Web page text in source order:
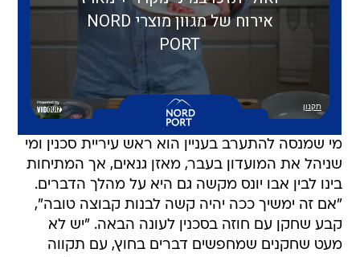
מי שמנסה להתערב בעניין הוא ראש עיריית סכנין ומי
שניהל את המועדון בעבר, מאזן גנאים, אך המתיחות
בינו לבין אבו יונס מקשה גם היא על מהלך הדברים.
"אם זה ימשיך ככה יהיה קשה לבנות קבוצה טובה",
קבע שחקן עם חוזה בסכנין לעונה הבאה. "יש לא
מעט שחקנים שמחפשים דברים בחוץ, עם תקווה